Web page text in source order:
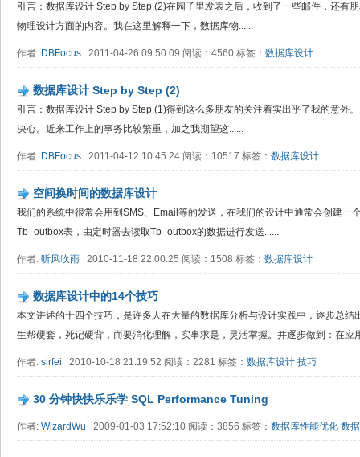
引言：数据库设计 Step by Step (2)在园子里发表之后，收到了一些邮件，还有
物理设计方面的内容。我在这里解释一下，数据库物......
作者: DBFocus 2011-04-26 09:50:09 阅读：4560 标签： 数据库设计
数据库设计 Step by Step (2)
引言：数据库设计 Step by Step (1)得到这么多朋友的关注着实出乎了我的意外
决心。近来工作上的事务比较繁重，加之我期望这......
作者: DBFocus 2011-04-12 10:45:24 阅读：10517 标签： 数据库设计
空间换时间的数据库设计
我们的系统中很常会用到SMS、Email等的发送，在我们的设计中通常会创建一
Tb_outbox表，由定时器去读取Tb_outbox的数据进行发送......
作者: 听风吹雨 2010-11-18 22:00:25 阅读：1508 标签： 数据库设计
数据库设计中的14个技巧
本文讲述的十四个技巧，是许多人在大量的数据库分析与设计实践中，逐步总
生帮硬套，死记硬背，而要消化理解，实事求是，灵活掌握。并逐步做到：在应
作者: sirfei 2010-10-18 21:19:52 阅读：2281 标签： 数据库设计 技巧
30 分钟快快乐乐学 SQL Performance Tuning
作者: WizardWu 2009-01-03 17:52:10 阅读：3856 标签： 数据库性能优化 数